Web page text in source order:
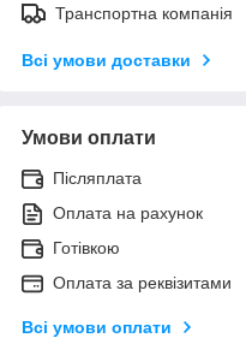
Транспортна компанія
Всі умови доставки
Умови оплати
Післяплата
Оплата на рахунок
Готівкою
Оплата за реквізитами
Всі умови оплати